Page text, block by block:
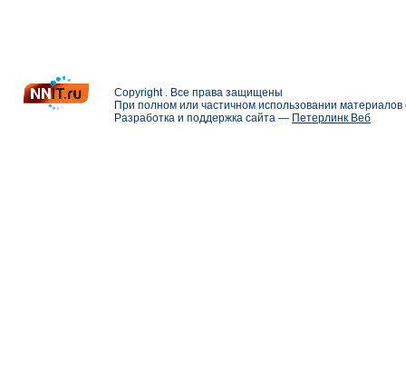
Copyright . Все права защищены
При полном или частичном использовании
Разработка и поддержка сайта — Петерлинк Веб